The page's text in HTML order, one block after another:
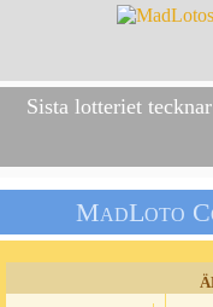
Sista lotteriet tecknar
MadLoto